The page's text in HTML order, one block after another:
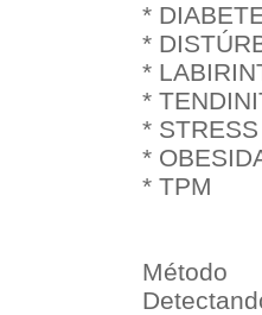
*
*
*
*
* STRESS
*
* TPM
Método